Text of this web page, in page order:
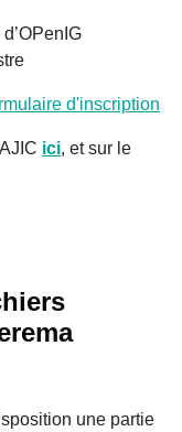
d'inscription
ici, et sur le
une partie